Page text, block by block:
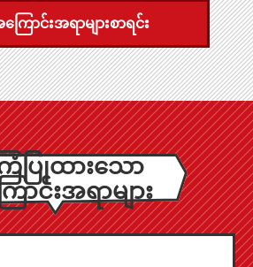
ြောင်းအရာများစာရင်း
ပြုထားသော
ာင်းအရာများ